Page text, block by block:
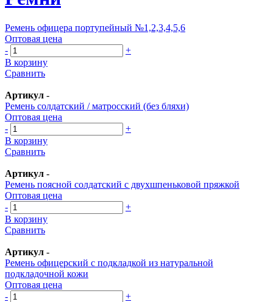
Ремень офицера портупейный №1,2,3,4,5,6
Оптовая цена
-
+
В корзину
Сравнить
Артикул -
Ремень солдатский / матросский (без бляхи)
Оптовая цена
-
+
В корзину
Сравнить
Артикул -
Ремень поясной солдатский с двухшпеньковой пряжкой
Оптовая цена
-
+
В корзину
Сравнить
Артикул -
Ремень офицерский с подкладкой из натуральной
подкладочной кожи
Оптовая цена
-
+